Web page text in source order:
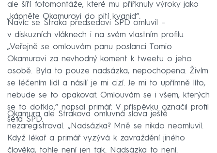
ale šíří fotomontáže, které mu přiřknuly výroky jako
„kápněte Okamurovi do pití kyanid“.
Navíc se Straka předsedovi SPD omluvil –
v diskuzních vláknech i na svém vlastním profilu.
„Veřejně se omlouvám panu poslanci Tomio
Okamurovi za nevhodný koment k tweetu o jeho
osobě. Byla to pouze nadsázka, nepochopena. Živím
se léčením lidí a násilí je mi cizí. Je mi to upřímně líto,
nebude se to opakovat. Omlouvám se i všem, kterých
se to dotklo,“ napsal primář. V příspěvku označil profil
šéfa SPD.
Okamura ale Strakova omluvná slova ještě
nezaregistroval. „Nadsázka? Mně se nikdo neomluvil.
Když lékař a primář vyzývá k zavraždění jiného
člověka, tohle není jen tak. Nadsázka to není.